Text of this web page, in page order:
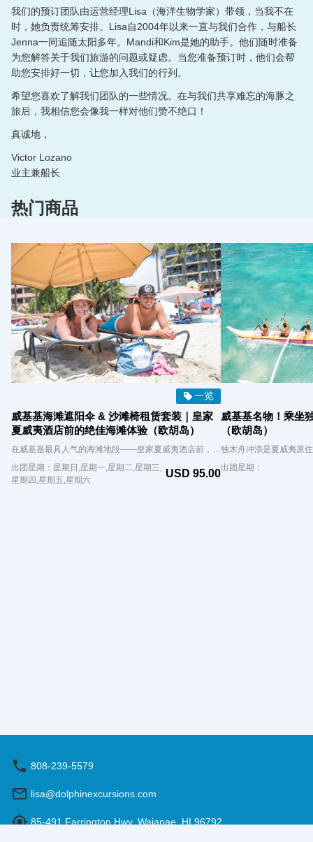
我们的预订团队由运营经理Lisa（海洋生物学家）带领，当我不在
时，她负责统筹安排。Lisa自2004年以来一直与我们合作，与船长
Jenna一同追随太阳多年。Mandi和Kim是她的助手。他们随时准备
为您解答关于我们旅游的问题或疑虑。当您准备预订时，他们会帮
助您安排好一切，让您加入我们的行列。
希望您喜欢了解我们团队的一些情况。在与我们共享难忘的海豚之
旅后，我相信您会像我一样对他们赞不绝口！
真诚地，
Victor Lozano
业主兼船长
热门商品
一览
威基基海滩遮阳伞 & 沙滩椅租赁套装｜皇家
夏威夷酒店前的绝佳海滩体验（欧胡岛）
在威基基最具人气的海滩地段——皇家夏威夷酒店前，尽享悠闲的沙滩时光！租赁一套遮阳伞与沙滩椅，让您在阳光下轻松休息，无惧高温，舒适欣赏迷人海景。 您的预订将确保您获得一套遮阳伞和椅子。当天报到时，我们将尽力根据当日可用情况，安排您偏好的座位位置（如前排或后排），但位置安排将视实际空位而定。 无论是静静地欣赏海浪拍岸，还是观察沙滩上形形色色的人群，这里都是享受夏威夷魅力的理想之地。
出团星期：星期日,星期一,星期二,星期三,
星期四,星期五,星期六
USD 95.00
威基基名物！乘坐
（欧胡岛）
出团星期：
808-239-5579
lisa@dolphinexcursions.com
85-491 Farrington Hwy, Waianae, HI 96792